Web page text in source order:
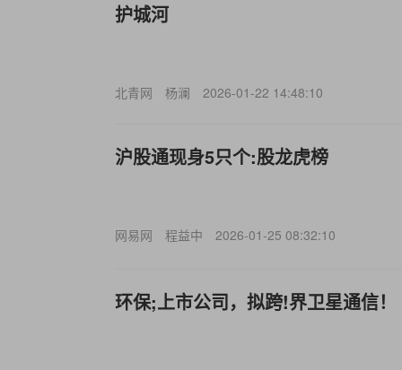
护城河
北青网 杨澜 2026-01-22 14:48:10
沪股通现身5只个:股龙虎榜
网易网 程益中 2026-01-25 08:32:10
环保;上市公司，拟跨!界卫星通信！